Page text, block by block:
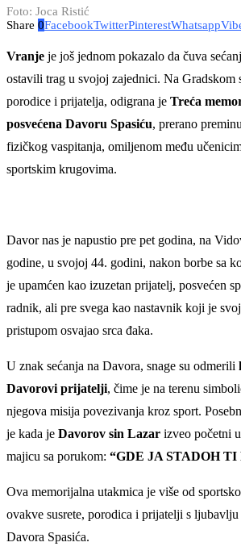
Foto: Joca Ristić
Share 0FacebookTwitterPinterestWhatsapp
Vranje je još jednom pokazalo da čuva
ostavili trag u svojoj zajednici. Na Gradskom
porodice i prijatelja, odigrana je Treća
posvećena Davoru Spasiću, prerano
fizičkog vaspitanja, omiljenom među
sportskim krugovima.
Davor nas je napustio pre pet godina, na
godine, u svojoj 44. godini, nakon borbe sa
je upamćen kao izuzetan prijatelj, posvećen
radnik, ali pre svega kao nastavnik koji je
pristupom osvajao srca đaka.
U znak sećanja na Davora, snage su odmerili
Davorovi prijatelji, čime je na terenu
njegova misija povezivanja kroz sport.
je kada je Davorov sin Lazar izveo početni
majicu sa porukom: “GDE JA STADOH
Ova memorijalna utakmica je više od
ovakve susrete, porodica i prijatelji s ljubavlju
Davora Spasića.